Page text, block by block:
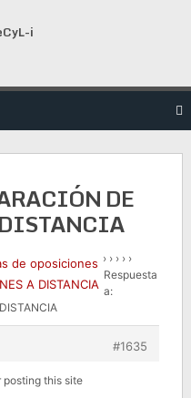
DE
› › ›
de oposiciones ›
A DISTANCIA
›
Respuesta
a:
#1635
this site